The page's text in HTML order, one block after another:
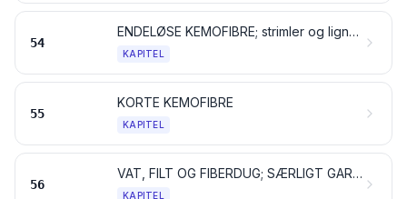
54
ENDELØSE KEMOFIBRE; strimler og lignende af endeløse kemofibre
KAPITEL
55
KORTE KEMOFIBRE
KAPITEL
56
VAT, FILT OG FIBERDUG; SÆRLIGT GARN; SEJLGARN, REB OG TOVVÆRK SAMT VARER DERAF
KAPITEL